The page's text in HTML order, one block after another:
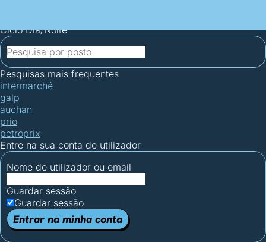
Ciclo Dia/Noite
Pesquisas mais frequentes
intermarché
galp
auchan
prio
petroprix
Entre na sua conta de utilizador
Nome de utilizador ou email
Guardar sessão
Guardar sessão
Entrar na minha conta